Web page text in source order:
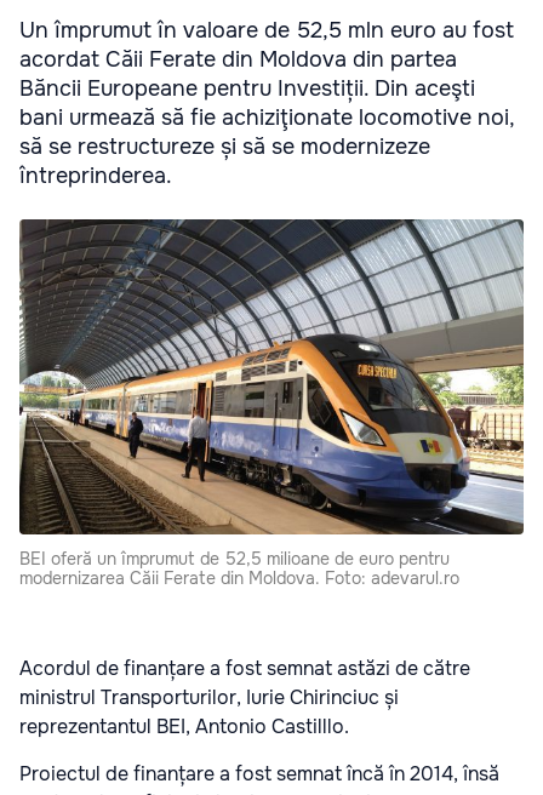
Un împrumut în valoare de 52,5 mln euro au fost
acordat Căii Ferate din Moldova din partea
Băncii Europeane pentru Investiții. Din aceşti
bani urmează să fie achiziţionate locomotive noi,
să se restructureze și să se modernizeze
întreprinderea.
BEI oferă un împrumut de 52,5 milioane de euro pentru
modernizarea Căii Ferate din Moldova. Foto: adevarul.ro
Acordul de finanțare a fost semnat astăzi de către
ministrul Transporturilor, Iurie Chirinciuc și
reprezentantul BEI, Antonio Castilllo.
Proiectul de finanțare a fost semnat încă în 2014, însă